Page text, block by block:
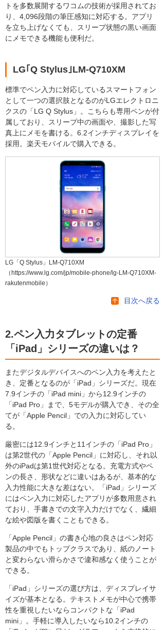
トを多数展開するワコムの技術が採用されてお
り、4,096段階の筆圧感知に対応する。アプリ
を立ち上げなくても、スリープ状態の黒い画面
にメモできる機能も便利だ。
LG｢Q Stylus｣LM-Q710XM
標準でペン入力に対応しているスマートフォン
として一つの選択肢となるのがLGエレクトロニ
クスの「LG Q Stylus」。こちらも専用ペンが付
属しており、スリープ中の画面や、撮影した写
真上にメモを書ける。6.2インチディスプレイを
採用。楽天モバイルで購入できる。
LG「Q Stylus」LM-Q710XM
（https://www.lg.com/jp/mobile-phone/lg-LM-Q710XM-
rakutenmobile）
目次へ戻る
2.ペン入力タブレットの定番
「iPad」シリーズの違いは？
またデジタルデバイスへのペン入力を考えたと
き、定番となるのが「iPad」シリーズだ。現在
7.9インチの「iPad mini」から12.9インチの
「iPad Pro」まで、5モデルが購入でき、その全
てが「Apple Pencil」での入力に対応してい
る。
厳密には12.9インチと11インチの「iPad Pro」
は第2世代の「Apple Pencil」に対応し、それ以
外のiPadは第1世代対応となる。充電方式やペ
ンの長さ、形状などに違いはあるが、基本的な
入力性能に大きな差はない。「iPad」シリーズ
にはペン入力に対応したアプリが多数用意され
ており、手書きでの文字入力だけでなく、繊細
な絵や図版を書くこともできる。
「Apple Pencil」の書き心地の良さはペン対応
製品の中でもトップクラスであり、紙のノート
と変わらない滑らかさで違和感なく使うことが
できる。
「iPad」シリーズの選び方は、ディスプレイサ
イズが基本となる。テキストメモが中心で携帯
性を重視したいならコンパクトな「iPad
mini」。手軽に導入したいなら10.2インチの